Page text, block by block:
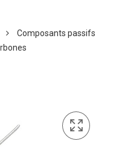
Composants passifs